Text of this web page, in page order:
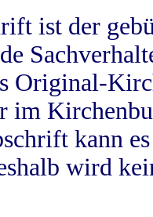
ist der
Original-
im
kann
wird